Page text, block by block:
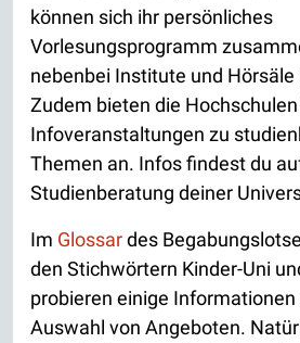
können sich ihr persönliches
Vorlesungsprogramm
nebenbei Institute und
Zudem bieten die
Infoveranstaltungen zu
Themen an. Infos findest du
Studienberatung deiner
Im Glossardes
den Stichwörtern Kinder-Uni
probieren einige
Auswahl von Angeboten.